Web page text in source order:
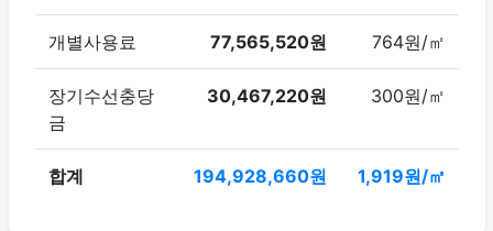
개별사용료 77,565,520원 764원/㎡
장기수선충당
금
30,467,220원 300원/㎡
합계 194,928,660원 1,919원/㎡